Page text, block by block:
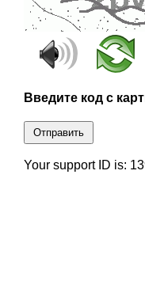
Введите код с
Отправить
Your support ID is: